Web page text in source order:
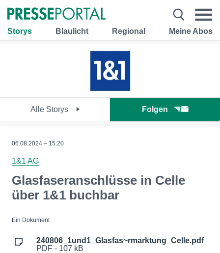
Storys Blaulicht Regional Meine Abos
Alle Storys Folgen
06.08.2024 – 15:20
1&1 AG
Glasfaseranschlüsse in Celle
über 1&1 buchbar
Ein Dokument
240806_1und1_Glasfas~rmarktung_Celle.pdf
PDF - 107 kB